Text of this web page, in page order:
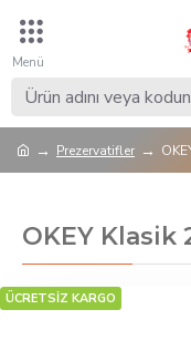
Prezervatifler
OKEY
ÜCRETSİZ KARGO